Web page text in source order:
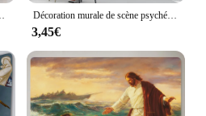
Décoration murale de scène psychédélique, décoration de maison, tapisserie d'art hippie, tarot boho, jolie pièce
3,45€